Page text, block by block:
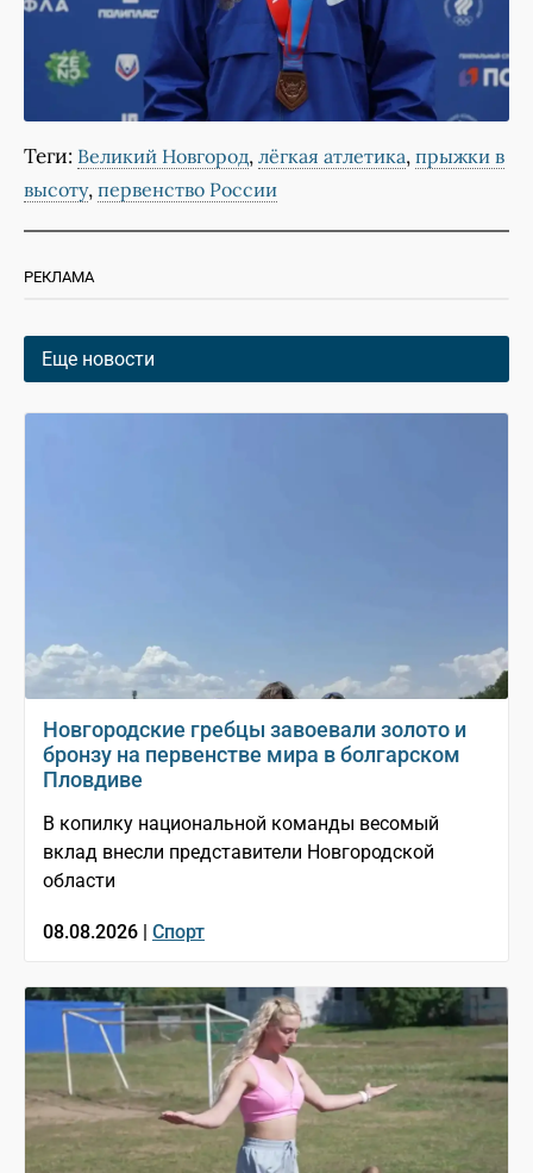
Теги: Великий Новгород, лёгкая атлетика, прыжки в
высоту, первенство России
РЕКЛАМА
Еще новости
Новгородские гребцы завоевали золото и
бронзу на первенстве мира в болгарском
Пловдиве
В копилку национальной команды весомый
вклад внесли представители Новгородской
области
08.08.2026 | Спорт